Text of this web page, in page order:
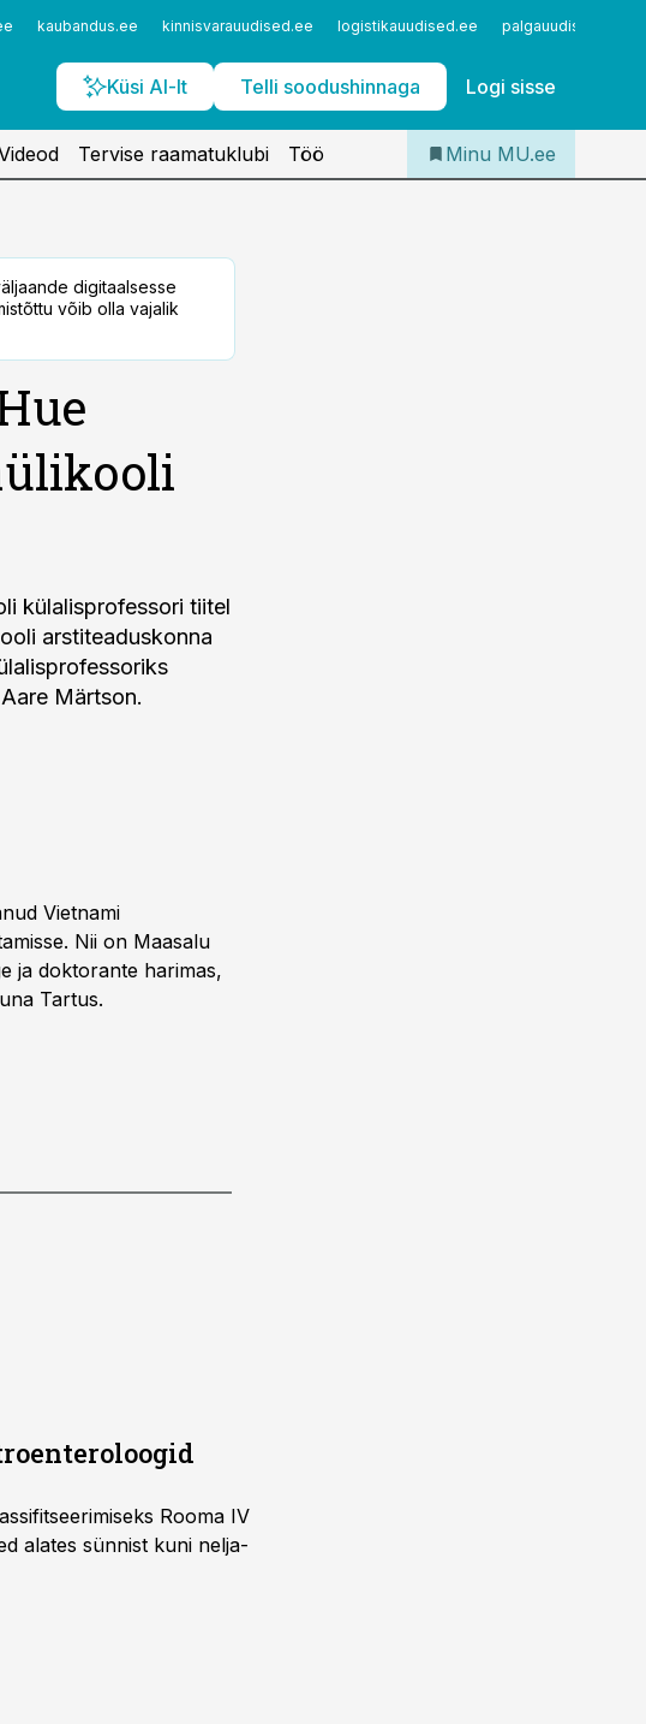
kaubandus.ee kinnisvarauudised.ee logistikauudised.ee palgauudised.ee
Küsi AI-lt Telli soodushinnaga Logi sisse
Iseteenindus
Telli Meditsiiniuudised
Tervise raamatuklubi Töö Minu MU.ee
digitaalsesse
võib olla vajalik
külalisprofessori tiitel
arstiteaduskonna
Märtson.
Vietnami
Nii on Maasalu
ja doktorante harimas,
Tartus.
Rooma IV
alates sünnist kuni nelja-